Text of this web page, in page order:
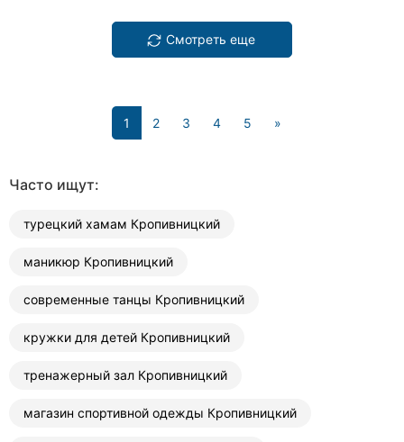
Смотреть еще
1 (current)
2 3 4 5 »
Часто ищут:
турецкий хамам Кропивницкий
маникюр Кропивницкий
современные танцы Кропивницкий
кружки для детей Кропивницкий
тренажерный зал Кропивницкий
магазин спортивной одежды Кропивницкий